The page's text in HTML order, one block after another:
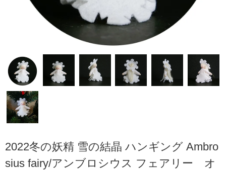
2022冬の妖精 雪の結晶 ハンギング Ambro
sius fairy/アンブロシウス フェアリー オ